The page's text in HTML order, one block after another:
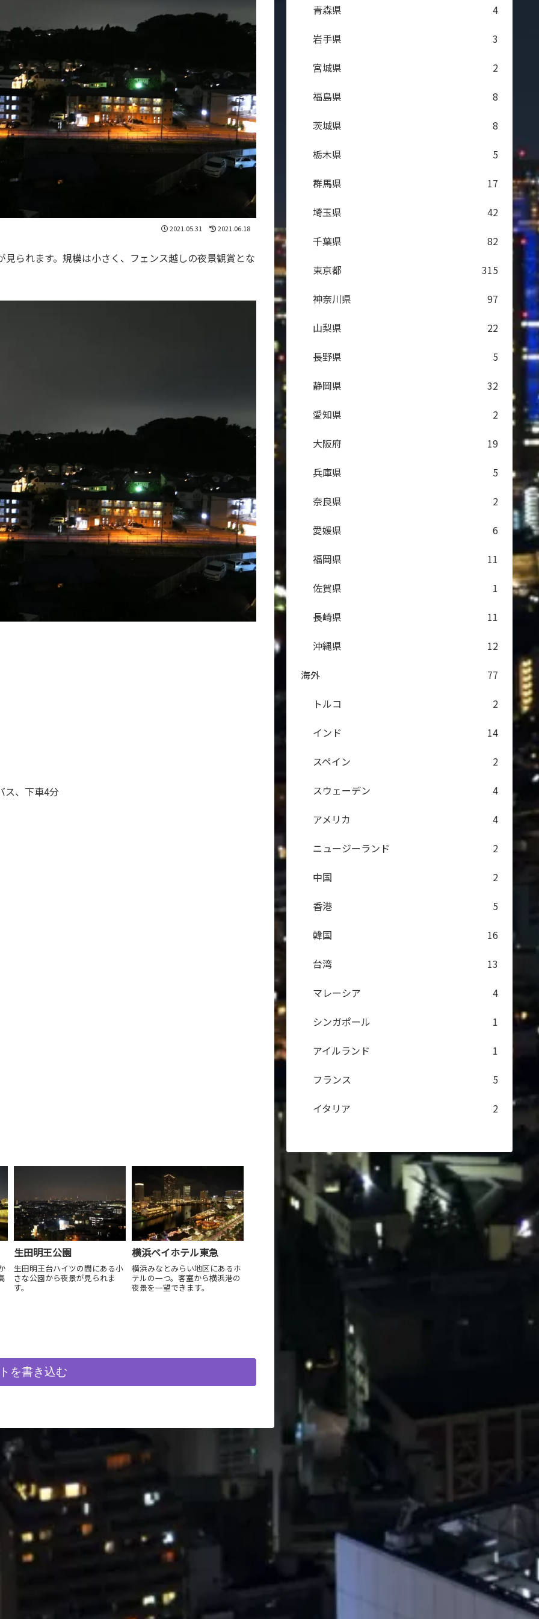
2021.05.31 2021.06.18
られます。規模は小さく、フェンス越しの夜景観賞とな
、下車4分
生田明王公園
生田明王台ハイツの間にある小
さな公園から夜景が見られま
す。
横浜ベイホテル東急
横浜みなとみらい地区にあるホ
テルの一つ。客室から横浜港の
夜景を一望できます。
を書き込む
青森県
4
岩手県
3
宮城県
2
福島県
8
茨城県
8
栃木県
5
群馬県
17
埼玉県
42
千葉県
82
東京都
315
神奈川県
97
山梨県
22
長野県
5
静岡県
32
愛知県
2
大阪府
19
兵庫県
5
奈良県
2
愛媛県
6
福岡県
11
佐賀県
1
長崎県
11
沖縄県
12
海外
77
トルコ
2
インド
14
スペイン
2
スウェーデン
4
アメリカ
4
ニュージーランド
2
中国
2
香港
5
韓国
16
台湾
13
マレーシア
4
シンガポール
1
アイルランド
1
フランス
5
イタリア
2